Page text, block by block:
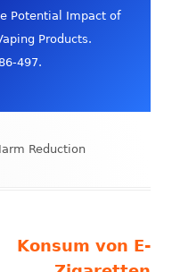
Potential Impact of
Products.
497.
Reduction
Nächster
Konsum von E-